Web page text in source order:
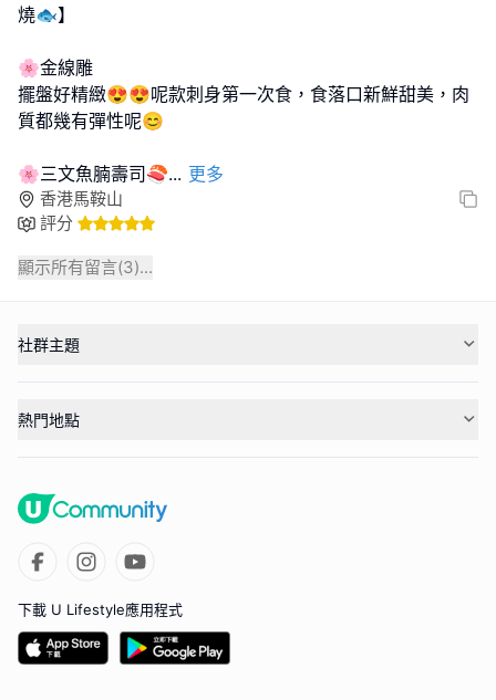
燒🐟】
🌸金線雕
擺盤好精緻😍😍呢款刺身第一次食，食落口新鮮甜美，肉
質都幾有彈性呢😊
🌸三文魚腩壽司🍣... 更多
香港馬鞍山
評分
顯示所有留言(3)...
社群主題
熱門地點
下載 U Lifestyle應用程式